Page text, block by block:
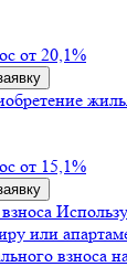
от 20,1%
от 15,1%
или
взноса